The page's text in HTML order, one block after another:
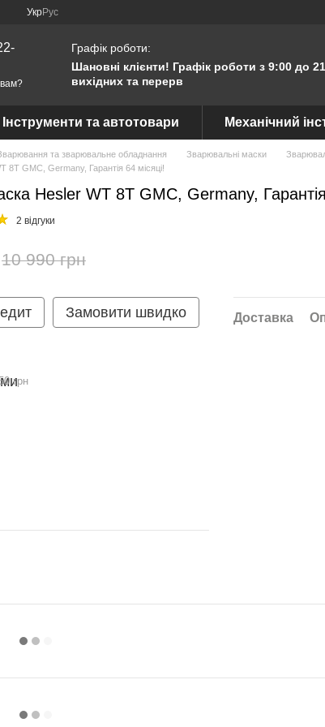
УкрРус
Графік роботи:
Шановні клієнти! Графік роботи з 9:00 до
вихідних та перерв
Інструменти та автотовари Механічний
та зварювальне обладнання Зварювальні маски
GMC, Germany, Гарантія 64 місяці!
Hesler WT 8T GMC, Germany, Гарантія
2 відгуки
10 990 грн
Замовити швидко
грн
Доставка